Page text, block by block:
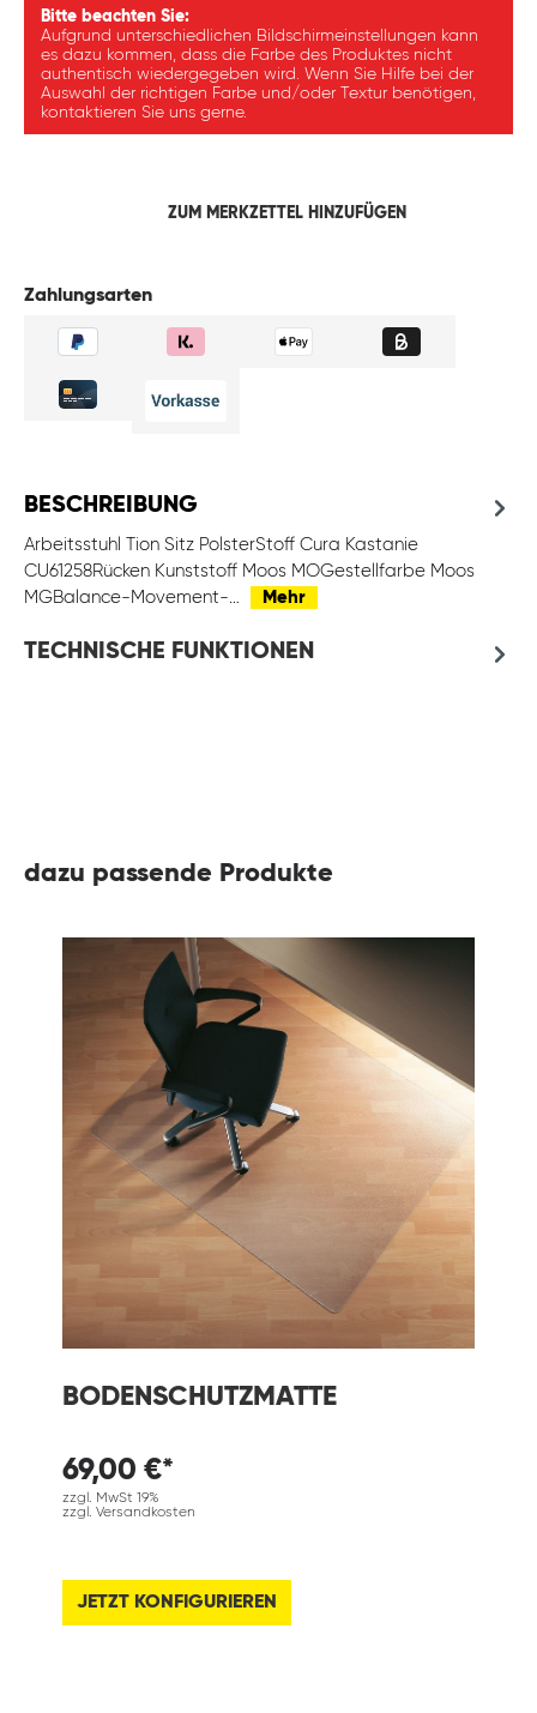
Bitte beachten Sie:
Aufgrund unterschiedlichen Bildschirmeinstellungen kann
es dazu kommen, dass die Farbe des Produktes nicht
authentisch wiedergegeben wird. Wenn Sie Hilfe bei der
Auswahl der richtigen Farbe und/oder Textur benötigen,
kontaktieren Sie uns gerne.
ZUM MERKZETTEL HINZUFÜGEN
Zahlungsarten
BESCHREIBUNG
Arbeitsstuhl Tion Sitz PolsterStoff Cura Kastanie
CU61258Rücken Kunststoff Moos MOGestellfarbe Moos
MGBalance-Movement-…
Mehr
TECHNISCHE FUNKTIONEN
dazu passende Produkte
BODENSCHUTZMATTE
69,00 €*
zzgl. MwSt 19%
zzgl. Versandkosten
JETZT KONFIGURIEREN